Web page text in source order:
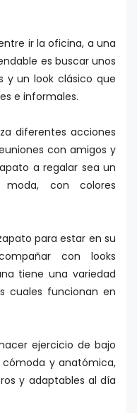
ir la oficina, a una
es buscar unos
y un look clásico que
e informales.
diferentes acciones
con amigos y
a regalar sea un
con colores
para estar en su
con looks
tiene una variedad
cuales funcionan en
ejercicio de bajo
y anatómica,
y adaptables al día